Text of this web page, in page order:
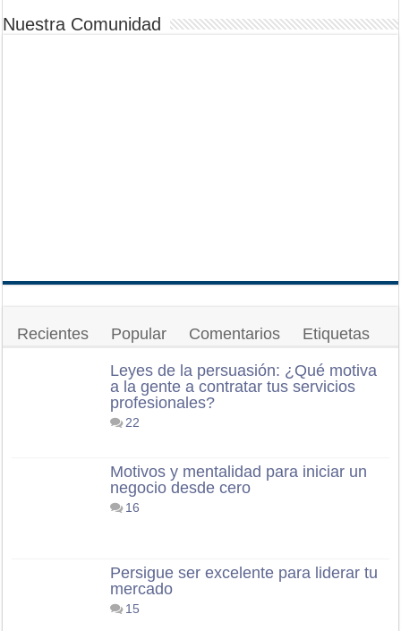
Nuestra Comunidad
Recientes Popular Comentarios Etiquetas
Leyes de la persuasión: ¿Qué motiva
a la gente a contratar tus servicios
profesionales?
22
Motivos y mentalidad para iniciar un
negocio desde cero
16
Persigue ser excelente para liderar tu
mercado
15